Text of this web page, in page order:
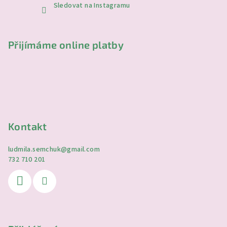
Sledovat na Instagramu
Přijímáme online platby
Kontakt
ludmila.semchuk@gmail.com
732 710 201